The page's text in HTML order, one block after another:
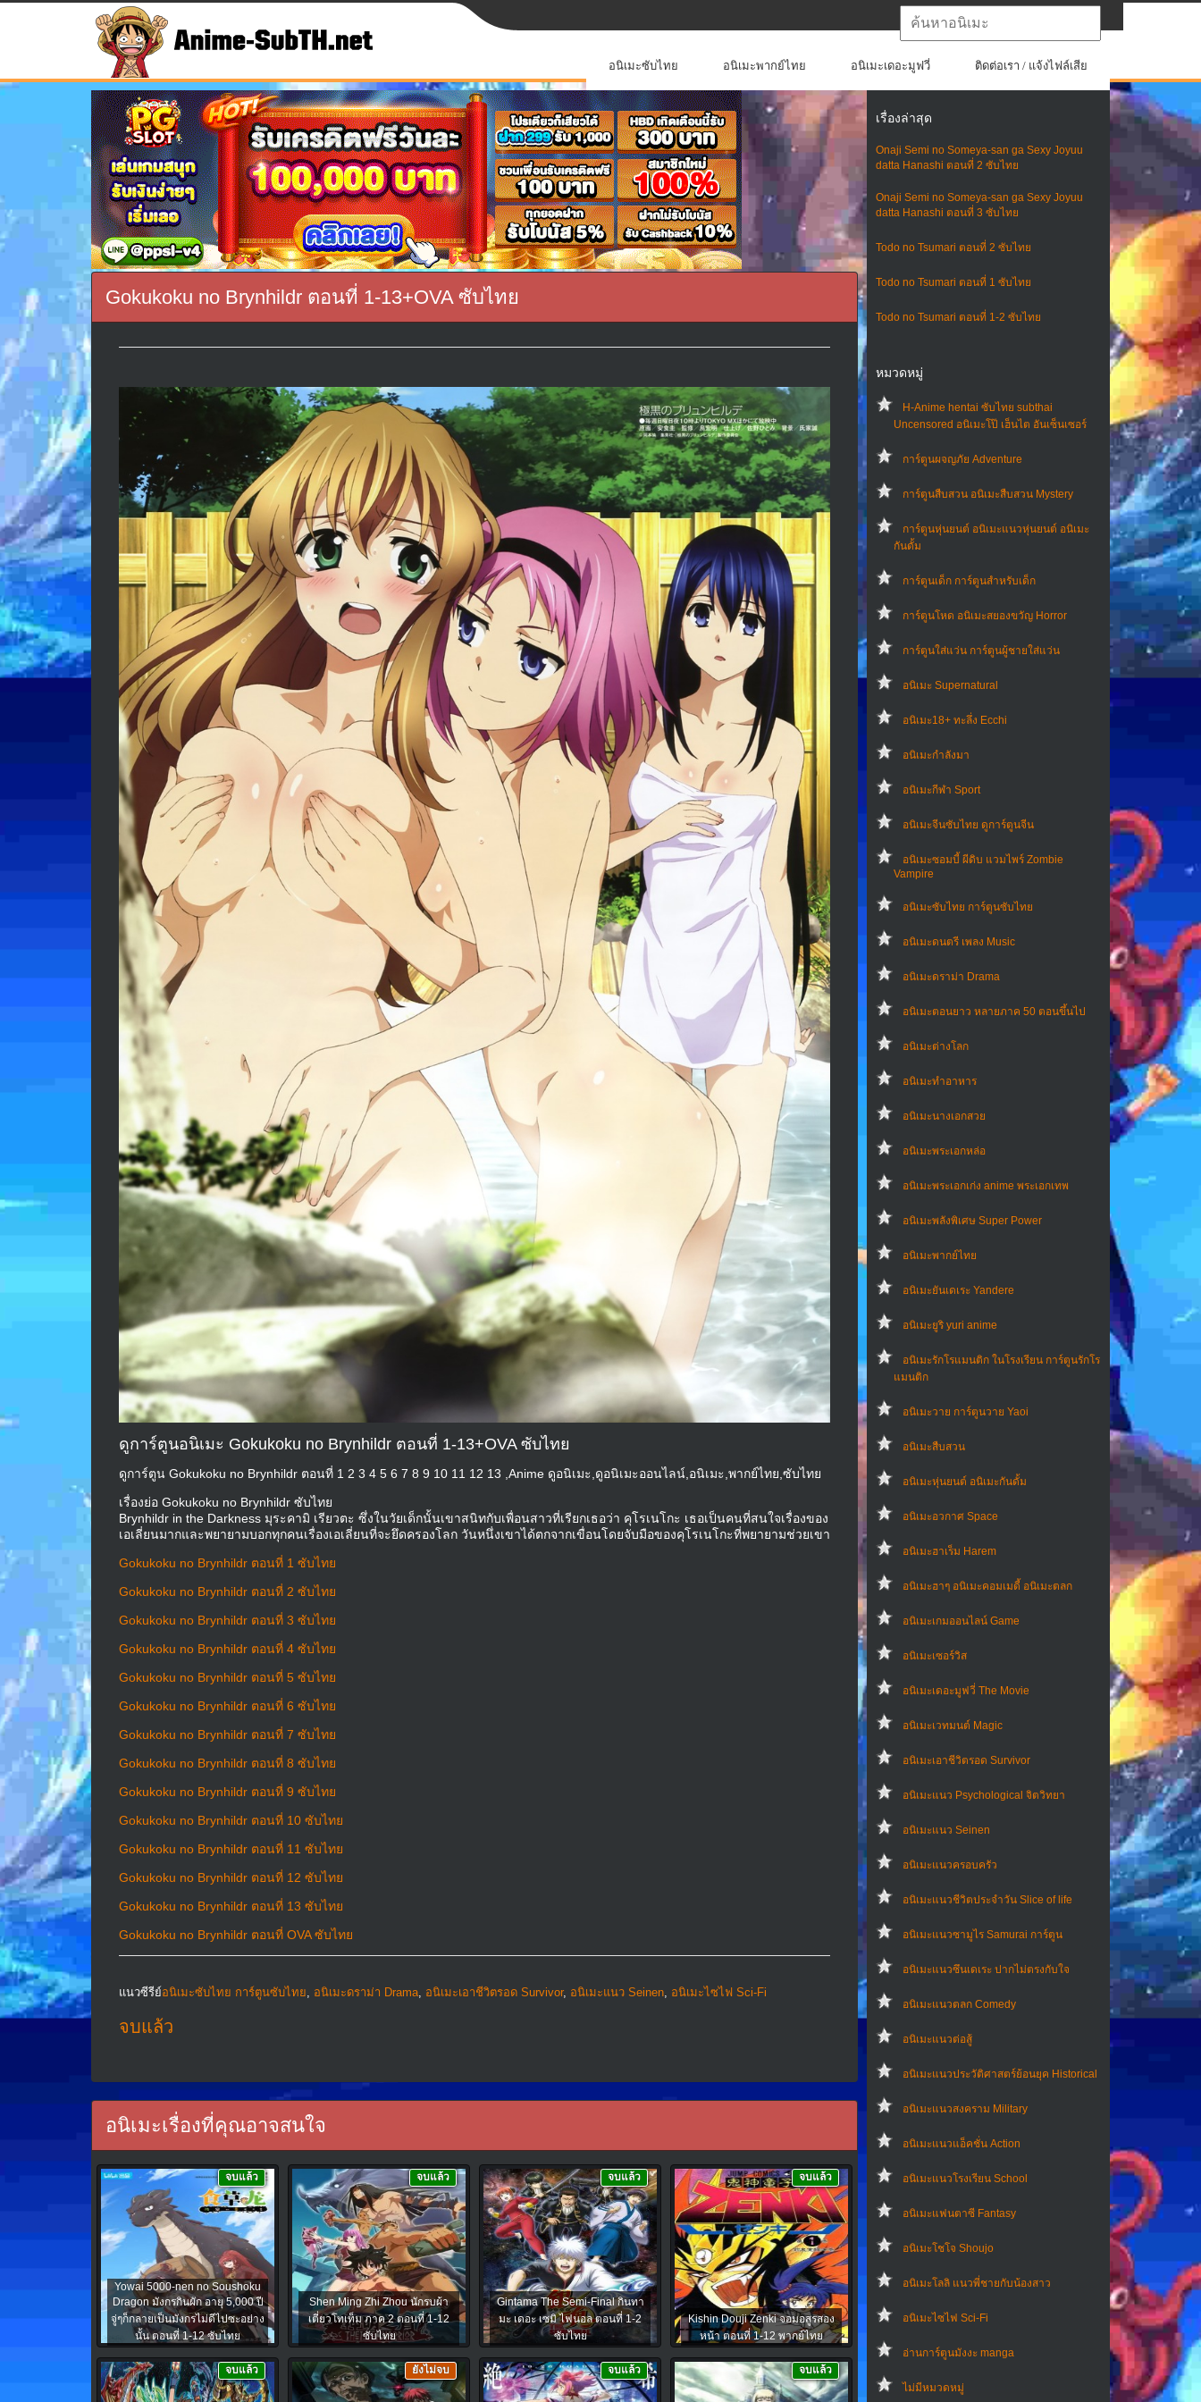
อนิเมะซับไทย อนิเมะพากย์ไทย อนิเมะเดอะมูฟวี่ ติดต่อเรา / แจ้งไฟล์เสีย
เรื่องล่าสุด
Onaji Semi no Someya-san ga Sexy Joyuu
datta Hanashi ตอนที่ 2 ซับไทย
Onaji Semi no Someya-san ga Sexy Joyuu
datta Hanashi ตอนที่ 3 ซับไทย
Todo no Tsumari ตอนที่ 2 ซับไทย
Todo no Tsumari ตอนที่ 1 ซับไทย
Todo no Tsumari ตอนที่ 1-2 ซับไทย
หมวดหมู่
H-Anime hentai ซับไทย subthai
Uncensored อนิเมะโป๊ เฮ็นไต อันเซ็นเซอร์
การ์ตูนผจญภัย Adventure
การ์ตูนสืบสวน อนิเมะสืบสวน Mystery
การ์ตูนหุ่นยนต์ อนิเมะแนวหุ่นยนต์ อนิเมะ
กันดั้ม
การ์ตูนเด็ก การ์ตูนสำหรับเด็ก
การ์ตูนโหด อนิเมะสยองขวัญ Horror
การ์ตูนใส่แว่น การ์ตูนผู้ชายใส่แว่น
อนิเมะ Supernatural
อนิเมะ18+ ทะลึ่ง Ecchi
อนิเมะกำลังมา
อนิเมะกีฬา Sport
อนิเมะจีนซับไทย ดูการ์ตูนจีน
อนิเมะซอมบี้ ผีดิบ แวมไพร์ Zombie
Vampire
อนิเมะซับไทย การ์ตูนซับไทย
อนิเมะดนตรี เพลง Music
อนิเมะดราม่า Drama
อนิเมะตอนยาว หลายภาค 50 ตอนขึ้นไป
อนิเมะต่างโลก
อนิเมะทําอาหาร
อนิเมะนางเอกสวย
อนิเมะพระเอกหล่อ
อนิเมะพระเอกเก่ง anime พระเอกเทพ
อนิเมะพลังพิเศษ Super Power
อนิเมะพากย์ไทย
อนิเมะยันเดเระ Yandere
อนิเมะยูริ yuri anime
อนิเมะรักโรแมนติก ในโรงเรียน การ์ตูนรักโร
แมนติก
อนิเมะวาย การ์ตูนวาย Yaoi
อนิเมะสืบสวน
อนิเมะหุ่นยนต์ อนิเมะกันดั้ม
อนิเมะอวกาศ Space
อนิเมะฮาเร็ม Harem
อนิเมะฮาๆ อนิเมะคอมเมดี้ อนิเมะตลก
อนิเมะเกมออนไลน์ Game
อนิเมะเซอร์วิส
อนิเมะเดอะมูฟวี่ The Movie
อนิเมะเวทมนต์ Magic
อนิเมะเอาชีวิตรอด Survivor
อนิเมะแนว Psychological จิตวิทยา
อนิเมะแนว Seinen
อนิเมะแนวครอบครัว
อนิเมะแนวชีวิตประจําวัน Slice of life
อนิเมะแนวซามูไร Samurai การ์ตูน
อนิเมะแนวซึนเดเระ ปากไม่ตรงกับใจ
อนิเมะแนวตลก Comedy
อนิเมะแนวต่อสู้
อนิเมะแนวประวัติศาสตร์ย้อนยุค Historical
อนิเมะแนวสงคราม Military
อนิเมะแนวแอ็คชั่น Action
อนิเมะแนวโรงเรียน School
อนิเมะแฟนตาซี Fantasy
อนิเมะโชโจ Shoujo
อนิเมะโลลิ แนวพี่ชายกับน้องสาว
อนิเมะไซไฟ Sci-Fi
อ่านการ์ตูนมังงะ manga
ไม่มีหมวดหมู่
Gokukoku no Brynhildr ตอนที่ 1-13+OVA ซับไทย
ดูการ์ตูนอนิเมะ Gokukoku no Brynhildr ตอนที่ 1-13+OVA ซับไทย
ดูการ์ตูน Gokukoku no Brynhildr ตอนที่ 1 2 3 4 5 6 7 8 9 10 11 12 13 ,Anime ดูอนิเมะ,ดูอนิเมะออนไลน์,อนิเมะ,พากย์ไทย,ซับไทย
เรื่องย่อ Gokukoku no Brynhildr ซับไทย
Brynhildr in the Darkness มุระคามิ เรียวตะ ซึ่งในวัยเด็กนั้นเขาสนิทกับเพื่อนสาวที่เรียกเธอว่า คุโรเนโกะ เธอเป็นคนที่สนใจเรื่องของ
เอเลี่ยนมากและพยายามบอกทุกคนเรื่องเอเลี่ยนที่จะยึดครองโลก วันหนึ่งเขาได้ตกจากเขื่อนโดยจับมือของคุโรเนโกะที่พยายามช่วยเขา
Gokukoku no Brynhildr ตอนที่ 1 ซับไทย
Gokukoku no Brynhildr ตอนที่ 2 ซับไทย
Gokukoku no Brynhildr ตอนที่ 3 ซับไทย
Gokukoku no Brynhildr ตอนที่ 4 ซับไทย
Gokukoku no Brynhildr ตอนที่ 5 ซับไทย
Gokukoku no Brynhildr ตอนที่ 6 ซับไทย
Gokukoku no Brynhildr ตอนที่ 7 ซับไทย
Gokukoku no Brynhildr ตอนที่ 8 ซับไทย
Gokukoku no Brynhildr ตอนที่ 9 ซับไทย
Gokukoku no Brynhildr ตอนที่ 10 ซับไทย
Gokukoku no Brynhildr ตอนที่ 11 ซับไทย
Gokukoku no Brynhildr ตอนที่ 12 ซับไทย
Gokukoku no Brynhildr ตอนที่ 13 ซับไทย
Gokukoku no Brynhildr ตอนที่ OVA ซับไทย
แนวซีรีย์อนิเมะซับไทย การ์ตูนซับไทย, อนิเมะดราม่า Drama, อนิเมะเอาชีวิตรอด Survivor, อนิเมะแนว Seinen, อนิเมะไซไฟ Sci-Fi
จบแล้ว
อนิเมะเรื่องที่คุณอาจสนใจ
Yowai 5000-nen no Soushoku
Dragon มังกรกินผัก อายุ 5,000 ปี
จู่ๆก็กลายเป็นมังกรไม่ดีไปซะอย่าง
นั้น ตอนที่ 1-12 ซับไทย
จบแล้ว
Shen Ming Zhi Zhou นักรบผ้า
เตี่ยวโทเท็ม ภาค 2 ตอนที่ 1-12
ซับไทย
จบแล้ว
Gintama The Semi-Final กินทา
มะ เดอะ เซมิ ไฟนอล ตอนที่ 1-2
ซับไทย
จบแล้ว
Kishin Douji Zenki จอมอสูรสอง
หน้า ตอนที่ 1-12 พากย์ไทย
จบแล้ว
จบแล้ว ยังไม่จบ จบแล้ว จบแล้ว